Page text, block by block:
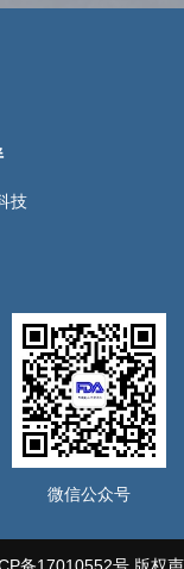
技
微信公众号